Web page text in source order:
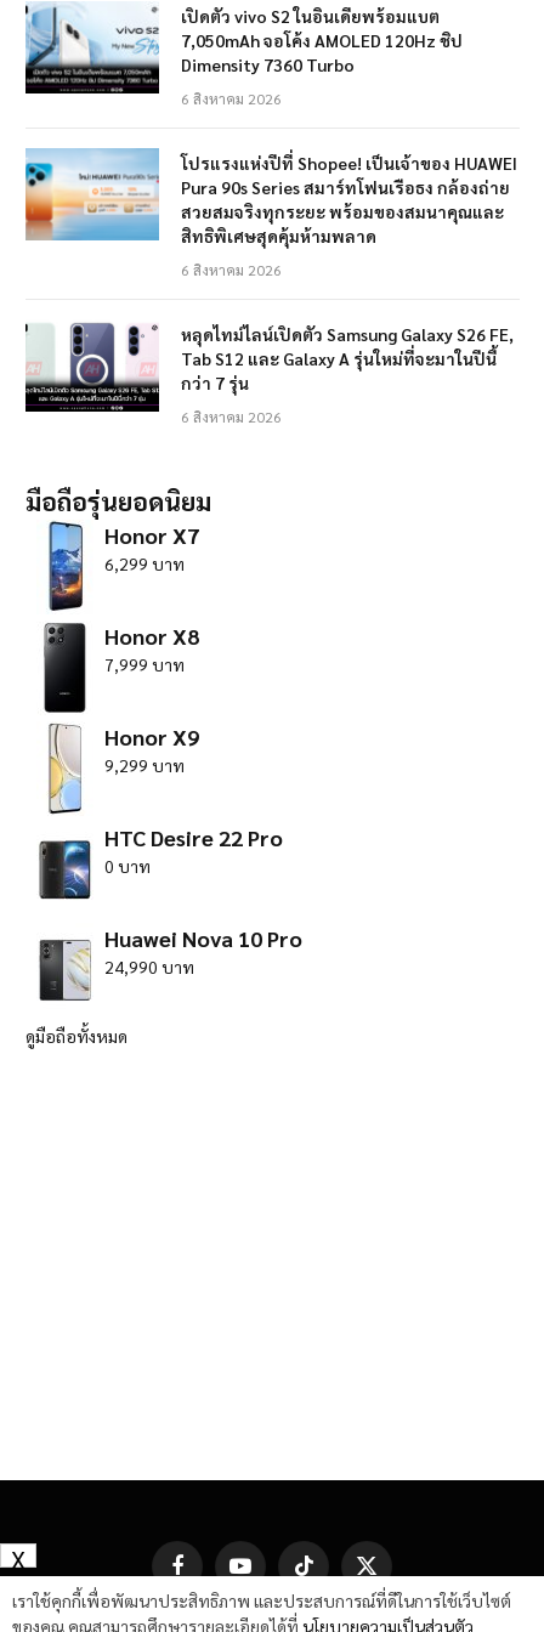
เปิดตัว vivo S2 ในอินเดียพร้อมแบต
7,050mAh จอโค้ง AMOLED 120Hz ชิป
Dimensity 7360 Turbo
6 สิงหาคม 2026
โปรแรงแห่งปีที่ Shopee! เป็นเจ้าของ HUAWEI
Pura 90s Series สมาร์ทโฟนเรือธง กล้องถ่าย
สวยสมจริงทุกระยะ พร้อมของสมนาคุณและ
สิทธิพิเศษสุดคุ้มห้ามพลาด
6 สิงหาคม 2026
หลุดไทม์ไลน์เปิดตัว Samsung Galaxy S26 FE,
Tab S12 และ Galaxy A รุ่นใหม่ที่จะมาในปีนี้
กว่า 7 รุ่น
6 สิงหาคม 2026
มือถือรุ่นยอดนิยม
Honor X7
6,299 บาท
Honor X8
7,999 บาท
Honor X9
9,299 บาท
HTC Desire 22 Pro
0 บาท
Huawei Nova 10 Pro
24,990 บาท
ดูมือถือทั้งหมด
FacebookYouTube TikTok
X
(Twitter)
เราใช้คุกกี้เพื่อพัฒนาประสิทธิภาพ และประสบการณ์ที่ดีในการใช้เว็บไซต์
ของคุณ คุณสามารถศึกษารายละเอียดได้ที่ นโยบายความเป็นส่วนตัว
X